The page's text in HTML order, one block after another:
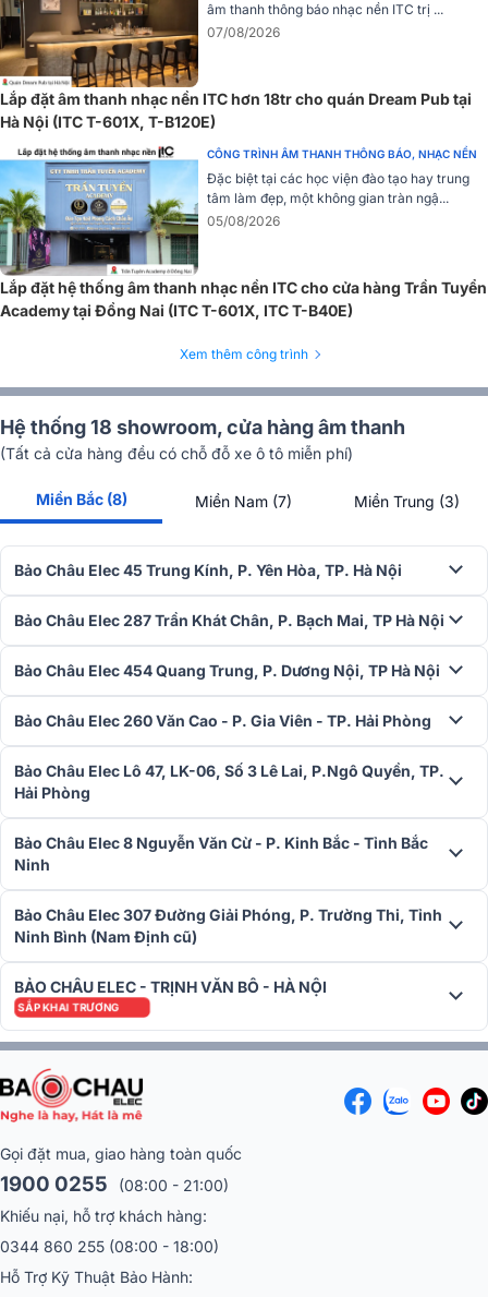
Khả năng chống nước chuẩn IP66
Với khả năng chống nước đạt chuẩn IP66, loa treo tường ITC T-
775P có thể hoạt động ổn định trong những môi trường khắc nghiệt,
bao gồm cả các khu vực ngoài trời hay những nơi có độ ẩm cao.
Tính năng này không chỉ giúp bảo vệ loa khỏi tác động của nước và
duy trì hiệu suất âm thanh ổn định trong suốt quá trình sử dụng.
Ứng dụng thực tế
Loa ITC T-775P là lựa chọn lý tưởng cho các tòa nhà văn phòng và
nhà hàng, nơi cần âm thanh thông báo hoặc phát nhạc nền chất
lượng cao. Với khả năng cung cấp âm thanh rõ ràng và mạnh mẽ,
mẫu loa cũng rất phù hợp cho các phòng họp và hội trường, đảm
bảo rằng mọi thông điệp và bài thuyết trình đều được truyền tải một
cách chính xác và dễ nghe.
âm thanh thông báo nhạc nền ITC trị ...
07/08/2026
Lắp đặt âm thanh nhạc nền ITC hơn 18tr cho quán Dream Pub tại
Hà Nội (ITC T-601X, T-B120E)
CÔNG TRÌNH ÂM THANH THÔNG BÁO, NHẠC NỀN
Đặc biệt tại các học viện đào tạo hay trung
tâm làm đẹp, một không gian tràn ngậ...
05/08/2026
Lắp đặt hệ thống âm thanh nhạc nền ITC cho cửa hàng Trần Tuyển
Academy tại Đồng Nai (ITC T-601X, ITC T-B40E)
Xem thêm công trình
Hệ thống 18 showroom, cửa hàng âm thanh
(Tất cả cửa hàng đều có chỗ đỗ xe ô tô miễn phí)
Miền Bắc (8) Miền Nam (7) Miền Trung (3)
Bảo Châu Elec 45 Trung Kính, P. Yên Hòa, TP. Hà Nội
Bảo Châu Elec 287 Trần Khát Chân, P. Bạch Mai, TP Hà Nội
Bảo Châu Elec 454 Quang Trung, P. Dương Nội, TP Hà Nội
Bảo Châu Elec 260 Văn Cao - P. Gia Viên - TP. Hải Phòng
Bảo Châu Elec Lô 47, LK-06, Số 3 Lê Lai, P.Ngô Quyền, TP.
Hải Phòng
Bảo Châu Elec 8 Nguyễn Văn Cừ - P. Kinh Bắc - Tỉnh Bắc
Ninh
Bảo Châu Elec 307 Đường Giải Phóng, P. Trường Thi, Tỉnh
Ninh Bình (Nam Định cũ)
BẢO CHÂU ELEC - TRỊNH VĂN BÔ - HÀ NỘI
SẮP KHAI TRƯƠNG
Gọi đặt mua, giao hàng toàn quốc
1900 0255
(08:00 - 21:00)
Khiếu nại, hỗ trợ khách hàng:
0344 860 255 (08:00 - 18:00)
Hỗ Trợ Kỹ Thuật Bảo Hành: